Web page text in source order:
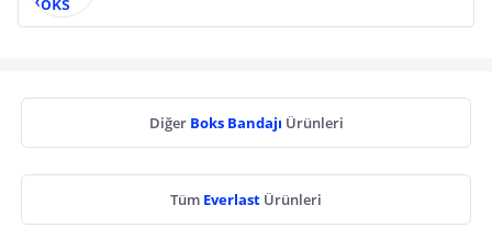
Diğer Boks Bandajı Ürünleri
Tüm Everlast Ürünleri